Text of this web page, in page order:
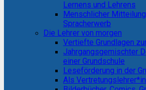
Lernens und Lehrens
Menschlicher
Spracherwerb
Die Lehrer von morgen
Vertiefte Grundlagen
Jahrgangsgemischter
einer Grundschule
Leseförderung in der
Als